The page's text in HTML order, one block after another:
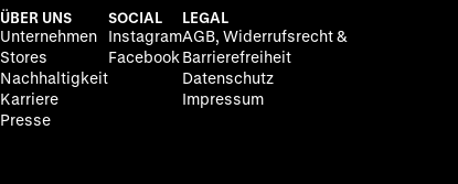
ÜBER UNS
Unternehmen
Stores
Nachhaltigkeit
Karriere
Presse
SOCIAL
Instagram
Facebook
LEGAL
AGB, Widerrufsrecht &
Barrierefreiheit
Datenschutz
Impressum